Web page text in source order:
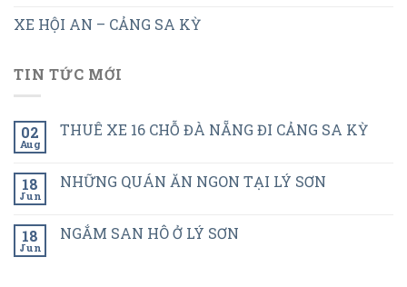
XE HỘI AN – CẢNG SA KỲ
TIN TỨC MỚI
02
Aug
THUÊ XE 16 CHỖ ĐÀ NẴNG ĐI CẢNG SA KỲ
18
Jun
NHỮNG QUÁN ĂN NGON TẠI LÝ SƠN
18
Jun
NGẮM SAN HÔ Ở LÝ SƠN